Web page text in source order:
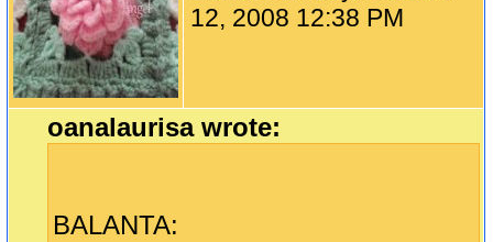
12, 2008 12:38 PM
oanalaurisa wrote:
BALANTA: